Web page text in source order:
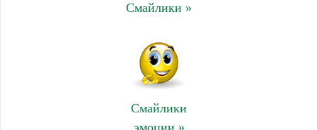
Смайлики »
Смайлики
эмоции »